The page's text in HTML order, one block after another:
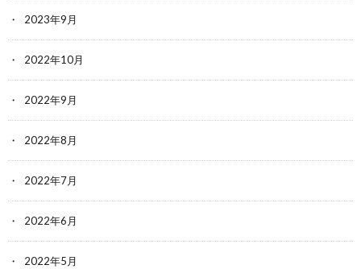
2023年9月
2022年10月
2022年9月
2022年8月
2022年7月
2022年6月
2022年5月